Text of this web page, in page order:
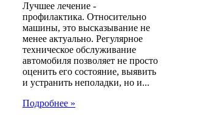
Лучшее лечение -
профилактика. Относительно
машины, это высказывание не
менее актуально. Регулярное
техническое обслуживание
автомобиля позволяет не просто
оценить его состояние, выявить
и устранить неполадки, но и...
Подробнее »